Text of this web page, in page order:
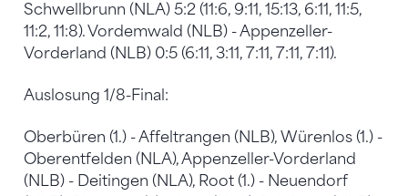
Schwellbrunn (NLA) 5:2 (11:6, 9:11, 15:13, 6:11, 11:5,
11:2, 11:8). Vordemwald (NLB) - Appenzeller-
Vorderland (NLB) 0:5 (6:11, 3:11, 7:11, 7:11, 7:11).
Auslosung 1/8-Final:
Oberbüren (1.) - Affeltrangen (NLB), Würenlos (1.) -
Oberentfelden (NLA), Appenzeller-Vorderland
(NLB) - Deitingen (NLA), Root (1.) - Neuendorf